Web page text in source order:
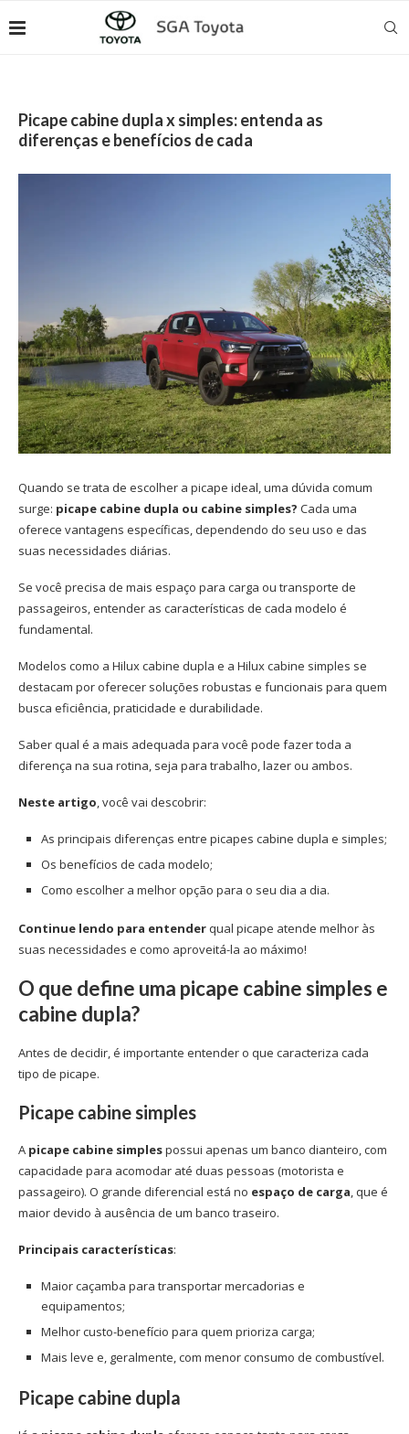
Picape cabine dupla x simples: entenda as
diferenças e benefícios de cada
Quando se trata de escolher a picape ideal, uma dúvida comum
surge: picape cabine dupla ou cabine simples? Cada uma
oferece vantagens específicas, dependendo do seu uso e das
suas necessidades diárias.
Se você precisa de mais espaço para carga ou transporte de
passageiros, entender as características de cada modelo é
fundamental.
Modelos como a Hilux cabine dupla e a Hilux cabine simples se
destacam por oferecer soluções robustas e funcionais para quem
busca eficiência, praticidade e durabilidade.
Saber qual é a mais adequada para você pode fazer toda a
diferença na sua rotina, seja para trabalho, lazer ou ambos.
Neste artigo, você vai descobrir:
As principais diferenças entre picapes cabine dupla e simples;
Os benefícios de cada modelo;
Como escolher a melhor opção para o seu dia a dia.
Continue lendo para entenderqual picape atende melhor às
suas necessidades e como aproveitá-la ao máximo!
O que define uma picape cabine simples e
cabine dupla?
Antes de decidir, é importante entender o que caracteriza cada
tipo de picape.
Picape cabine simples
A picape cabine simplespossui apenas um banco dianteiro, com
capacidade para acomodar até duas pessoas (motorista e
passageiro). O grande diferencial está no espaço de carga, que é
maior devido à ausência de um banco traseiro.
Principais características:
Maior caçamba para transportar mercadorias e
equipamentos;
Melhor custo-benefício para quem prioriza carga;
Mais leve e, geralmente, com menor consumo de combustível.
Picape cabine dupla